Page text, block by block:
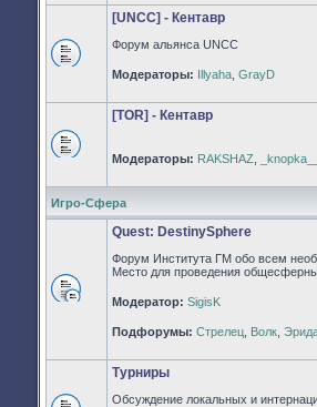
Нет
непрочитанных
[UNCC] - Кентавр
Форум альянса UNCC
Модераторы: Illyaha GrayD
Нет
сообщений
[TOR] - Кентавр
Модераторы: RAKSHAZ _knopka__
Игро-Сфера
Нет
сообщений
Quest: DestinySphere
Форум Института ГМ обо всем
Место для проведения
Модератор: SigisK
Подфорумы: Стрелец Волк
Турниры
Обсуждение локальных и